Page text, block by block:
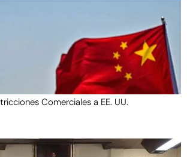
Comerciales a EE. UU.